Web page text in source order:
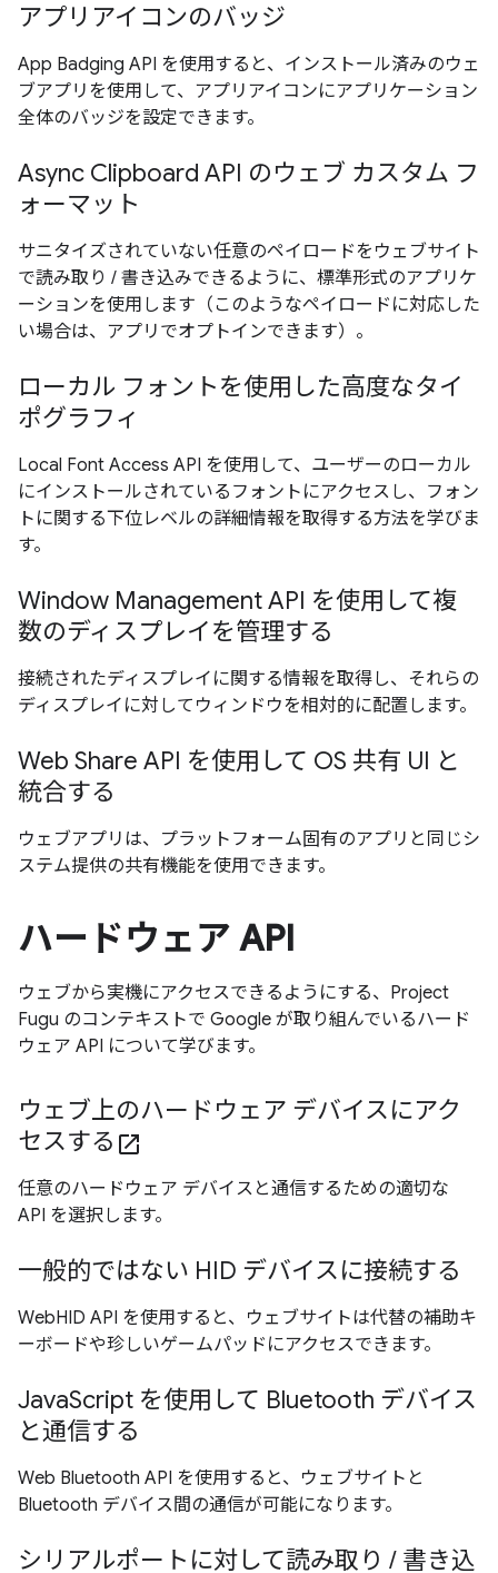
アプリアイコンのバッジ
App Badging API を使用すると、インストール済みのウェ
ブアプリを使用して、アプリアイコンにアプリケーション
全体のバッジを設定できます。
Async Clipboard API のウェブ カスタム フ
ォーマット
サニタイズされていない任意のペイロードをウェブサイト
で読み取り / 書き込みできるように、標準形式のアプリケ
ーションを使用します（このようなペイロードに対応した
い場合は、アプリでオプトインできます）。
ローカル フォントを使用した高度なタイ
ポグラフィ
Local Font Access API を使用して、ユーザーのローカル
にインストールされているフォントにアクセスし、フォン
トに関する下位レベルの詳細情報を取得する方法を学びま
す。
Window Management API を使用して複
数のディスプレイを管理する
接続されたディスプレイに関する情報を取得し、それらの
ディスプレイに対してウィンドウを相対的に配置します。
Web Share API を使用して OS 共有 UI と
統合する
ウェブアプリは、プラットフォーム固有のアプリと同じシ
ステム提供の共有機能を使用できます。
ハードウェア API
ウェブから実機にアクセスできるようにする、Project
Fugu のコンテキストで Google が取り組んでいるハード
ウェア API について学びます。
ウェブ上のハードウェア デバイスにアク
セスする open_in_new
任意のハードウェア デバイスと通信するための適切な
API を選択します。
一般的ではない HID デバイスに接続する
WebHID API を使用すると、ウェブサイトは代替の補助キ
ーボードや珍しいゲームパッドにアクセスできます。
JavaScript を使用して Bluetooth デバイス
と通信する
Web Bluetooth API を使用すると、ウェブサイトと
Bluetooth デバイス間の通信が可能になります。
シリアルポートに対して読み取り / 書き込